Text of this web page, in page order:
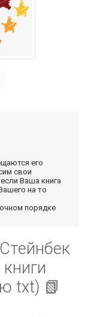
его
свои
Ваша книга
на то
порядке
txt) 📗